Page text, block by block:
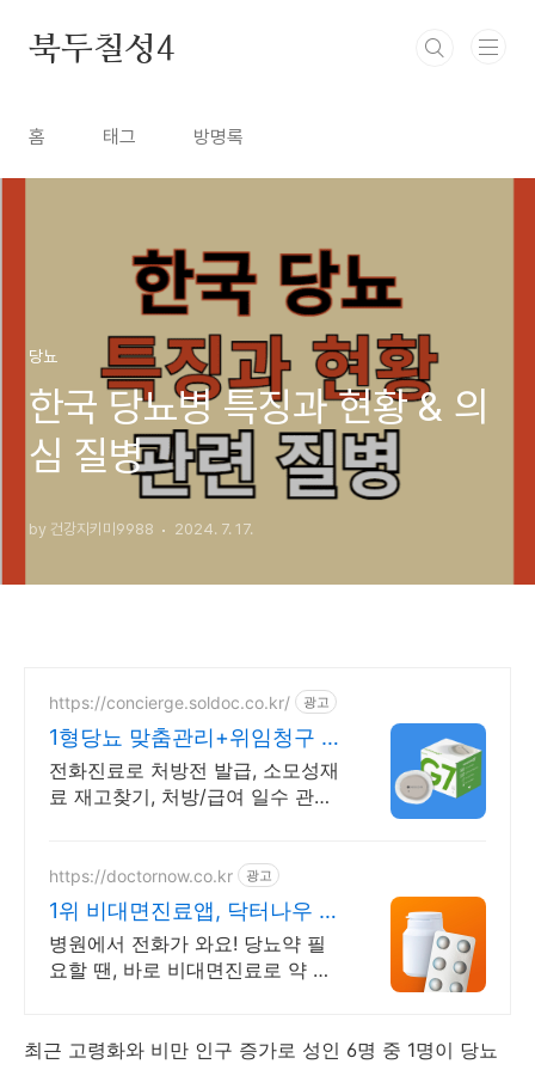
북두칠성4
홈 태그 방명록
당뇨
한국 당뇨병 특징과 현황 & 의
심 질병
by 건강지키미9988 2024. 7. 17.
https://concierge.soldoc.co.kr/ 광고
1형당뇨 맞춤관리+위임청구 재
처방 주기 무료알림
전화진료로 처방전 발급, 소모성재
료 재고찾기, 처방/급여 일수 관리
https://doctornow.co.kr 광고
1위 비대면진료앱, 닥터나우 앱
다운로드 800만 돌파!
병원에서 전화가 와요! 당뇨약 필
요할 땐, 바로 비대면진료로 약 처
최근 고령화와 비만 인구 증가로 성인 6명 중 1명이 당뇨